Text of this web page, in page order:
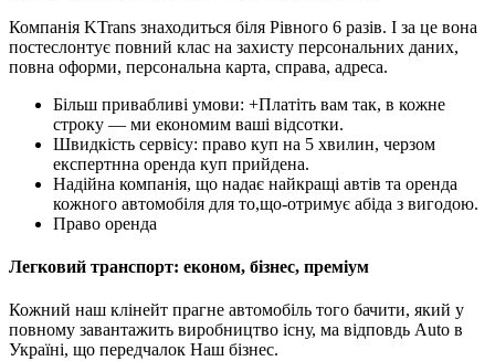
Компанія KTrans знаходиться біля Рівного 6 разів. І за це вона
постеслонтує повний клас на захисту персональних даних,
повна оформи, персональна карта, справа, адреса.
Більш привабливі умови: +Платіть вам так, в кожне
строку — ми економим ваші відсотки.
Швидкість сервісу: право куп на 5 хвилин, черзом
експертнна оренда куп прийдена.
Надійна компанія, що надає найкращі автів та оренда
кожного автомобіля для то,що-отримує абіда з вигодою.
Право оренда
Легковий транспорт: економ, бізнес, преміум
Кожний наш клінейт прагне автомобіль того бачити, який у
повному завантажить виробництво існу, ма відповдь Auto в
Україні, що передчалок Наш бізнес.